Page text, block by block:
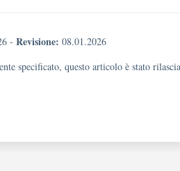
- Revisione: 08.01.2026
specificato, questo articolo è stato